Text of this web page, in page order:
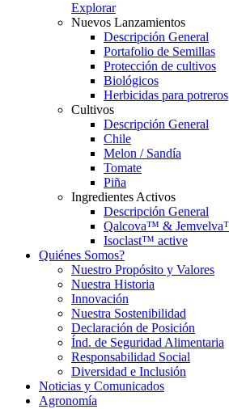
Explorar
Nuevos Lanzamientos
Descripción General
Portafolio de Semillas
Protección de cultivos
Biológicos
Herbicidas para potreros
Cultivos
Descripción General
Chile
Melon / Sandía
Tomate
Piña
Ingredientes Activos
Descripción General
Qalcova™ &
Isoclast™ active
Quiénes Somos?
Nuestro Propósito y Valores
Nuestra Historia
Innovación
Nuestra Sostenibilidad
Declaración de Posición
Índ. de Seguridad Alimentaria
Responsabilidad Social
Diversidad e Inclusión
Noticias y Comunicados
Agronomía